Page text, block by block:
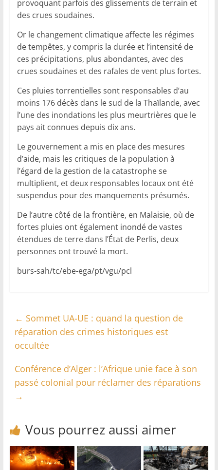
provoquant parfois des glissements de terrain et
des crues soudaines.
Or le changement climatique affecte les régimes
de tempêtes, y compris la durée et l’intensité de
ces précipitations, plus abondantes, avec des
crues soudaines et des rafales de vent plus fortes.
Ces pluies torrentielles sont responsables d’au
moins 176 décès dans le sud de la Thaïlande, avec
l’une des inondations les plus meurtrières que le
pays ait connues depuis dix ans.
Le gouvernement a mis en place des mesures
d’aide, mais les critiques de la population à
l’égard de la gestion de la catastrophe se
multiplient, et deux responsables locaux ont été
suspendus pour des manquements présumés.
De l’autre côté de la frontière, en Malaisie, où de
fortes pluies ont également inondé de vastes
étendues de terre dans l’État de Perlis, deux
personnes ont trouvé la mort.
burs-sah/tc/ebe-ega/pt/vgu/pcl
← Sommet UA-UE : quand la question de
réparation des crimes historiques est
occultée
Conférence d’Alger : l’Afrique unie face à son
passé colonial pour réclamer des réparations
→
Vous pourrez aussi aimer